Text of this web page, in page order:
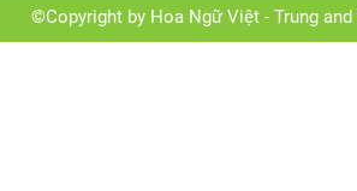
©Copyright by Hoa Ngữ Việt - Trung and